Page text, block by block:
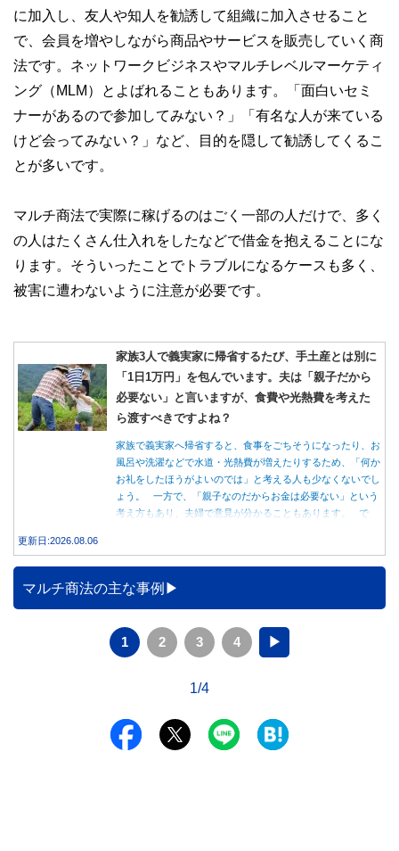
に加入し、友人や知人を勧誘して組織に加入させること
で、会員を増やしながら商品やサービスを販売していく商
法です。ネットワークビジネスやマルチレベルマーケティ
ング（MLM）とよばれることもあります。「面白いセミ
ナーがあるので参加してみない？」「有名な人が来ている
けど会ってみない？」など、目的を隠して勧誘してくるこ
とが多いです。
マルチ商法で実際に稼げるのはごく一部の人だけで、多く
の人はたくさん仕入れをしたなどで借金を抱えることにな
ります。そういったことでトラブルになるケースも多く、
被害に遭わないように注意が必要です。
家族3人で義実家に帰省するたび、手土産とは別に
「1日1万円」を包んでいます。夫は「親子だから
必要ない」と言いますが、食費や光熱費を考えた
ら渡すべきですよね？
家族で義実家へ帰省すると、食事をごちそうになったり、お
風呂や洗濯などで水道・光熱費が増えたりするため、「何か
お礼をしたほうがよいのでは」と考える人も少なくないでし
ょう。 一方で、「親子なのだからお金は必要ない」という
考え方もあり、夫婦で意見が分かることもあります。 で
ます。
更新日:2026.08.06
マルチ商法の主な事例
1 2 3 4 ▶
1/4